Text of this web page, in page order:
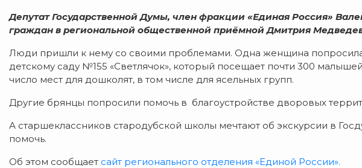
Депутат Государственной Думы, член фракции «Единая Россия»
граждан в региональной общественной приёмной Дмитрия
Люди пришли к нему со своими проблемами. Одна женщина
детскому саду №155 «Светлячок», который посещает почти 300
число мест для дошколят, в том числе для ясельных групп.
Другие брянцы попросили помочь в благоустройстве дворовых
А старшеклассников стародубской школы мечтают об экскурсии в
помочь.
Об этом сообщает сайт регионального отделения «Единой России».